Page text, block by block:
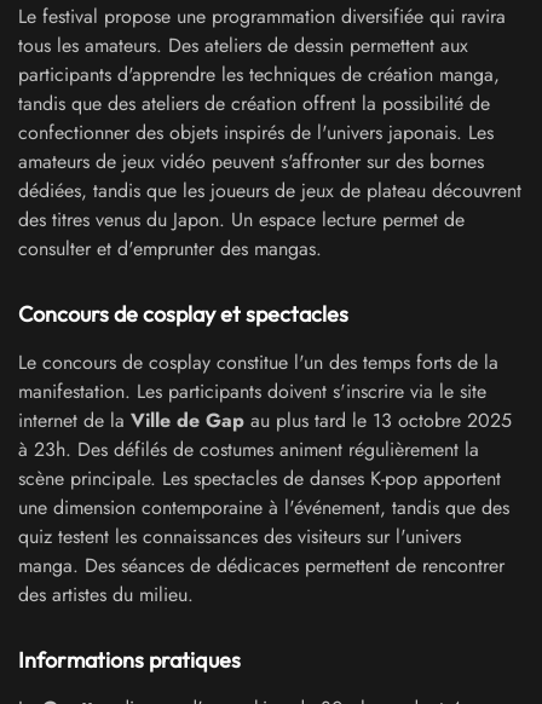
Le festival propose une programmation diversifiée qui ravira
tous les amateurs. Des ateliers de dessin permettent aux
participants d'apprendre les techniques de création manga,
tandis que des ateliers de création offrent la possibilité de
confectionner des objets inspirés de l'univers japonais. Les
amateurs de jeux vidéo peuvent s'affronter sur des bornes
dédiées, tandis que les joueurs de jeux de plateau découvrent
des titres venus du Japon. Un espace lecture permet de
consulter et d'emprunter des mangas.
Concours de cosplay et spectacles
Le concours de cosplay constitue l'un des temps forts de la
manifestation. Les participants doivent s'inscrire via le site
internet de la Ville de Gap au plus tard le 13 octobre 2025
à 23h. Des défilés de costumes animent régulièrement la
scène principale. Les spectacles de danses K-pop apportent
une dimension contemporaine à l'événement, tandis que des
quiz testent les connaissances des visiteurs sur l'univers
manga. Des séances de dédicaces permettent de rencontrer
des artistes du milieu.
Informations pratiques